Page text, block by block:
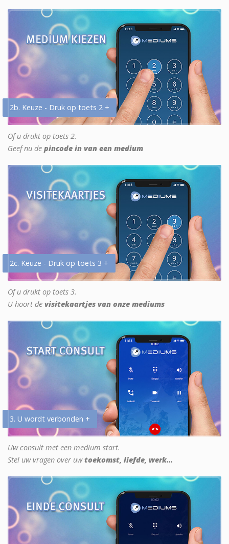
2b. Keuze - Druk op toets 2 +
Of u drukt op toets 2.
Geef nu de pincode in van een medium
2c. Keuze - Druk op toets 3 +
Of u drukt op toets 3.
U hoort de visitekaartjes van onze mediums
3. U wordt verbonden +
Uw consult met een medium start.
Stel uw vragen over uwtoekomst, liefde, werk...